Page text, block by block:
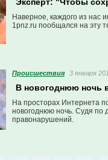
Наверное, каждого из нас
1pnz.ru пообщался на эту
Проиcшествия 3 января
В новогоднюю ночь
На просторах Интернета
новогоднюю ночь. Судя по
правонарушений.